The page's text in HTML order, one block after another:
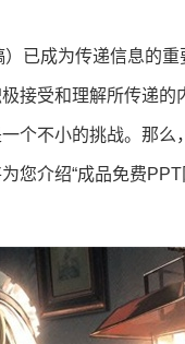
已成为传递信息的
接受和理解所传递
个不小的挑战。那
您介绍“成品免费